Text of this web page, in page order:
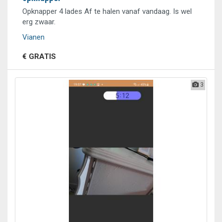
Opknapper 4 lades Af te halen vanaf vandaag. Is wel
erg zwaar.
Vianen
€ GRATIS
3